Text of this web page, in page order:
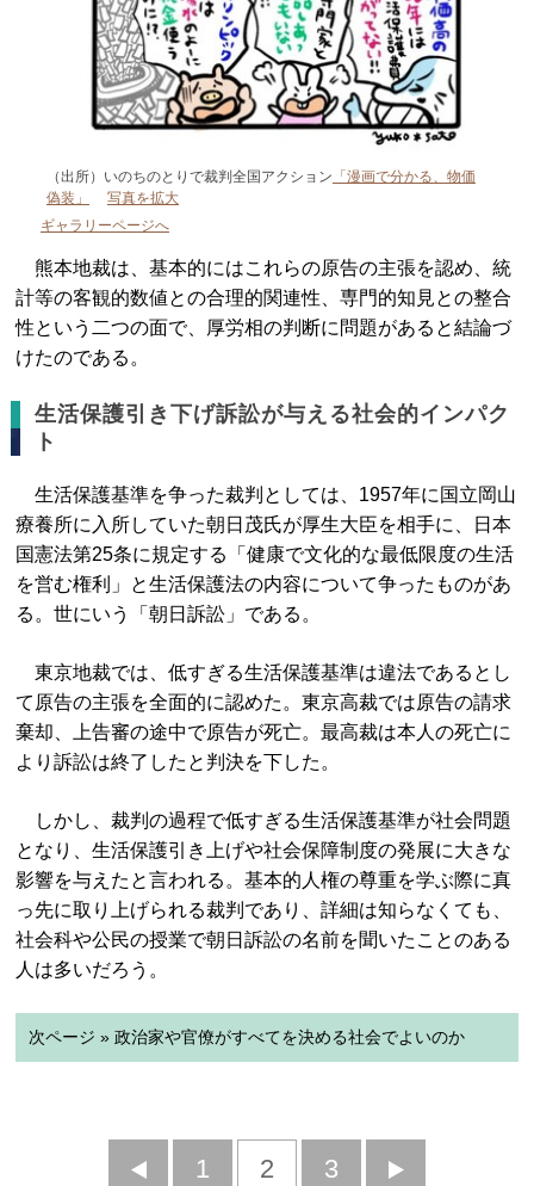
（出所）いのちのとりで裁判全国アクション 「漫画で分かる、物価
偽装」
写真を拡大
ギャラリーページへ
熊本地裁は、基本的にはこれらの原告の主張を認め、統
計等の客観的数値との合理的関連性、専門的知見との整合
性という二つの面で、厚労相の判断に問題があると結論づ
けたのである。
生活保護引き下げ訴訟が与える社会的インパク
ト
生活保護基準を争った裁判としては、1957年に国立岡山
療養所に入所していた朝日茂氏が厚生大臣を相手に、日本
国憲法第25条に規定する「健康で文化的な最低限度の生活
を営む権利」と生活保護法の内容について争ったものがあ
る。世にいう「朝日訴訟」である。
東京地裁では、低すぎる生活保護基準は違法であるとし
て原告の主張を全面的に認めた。東京高裁では原告の請求
棄却、上告審の途中で原告が死亡。最高裁は本人の死亡に
より訴訟は終了したと判決を下した。
しかし、裁判の過程で低すぎる生活保護基準が社会問題
となり、生活保護引き上げや社会保障制度の発展に大きな
影響を与えたと言われる。基本的人権の尊重を学ぶ際に真
っ先に取り上げられる裁判であり、詳細は知らなくても、
社会科や公民の授業で朝日訴訟の名前を聞いたことのある
人は多いだろう。
次ページ » 政治家や官僚がすべてを決める社会でよいのか
前
1 2 3